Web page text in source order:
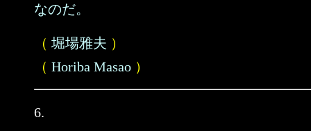
なのだ。
（ 堀場雅夫 ）
（ Horiba Masao ）
6.